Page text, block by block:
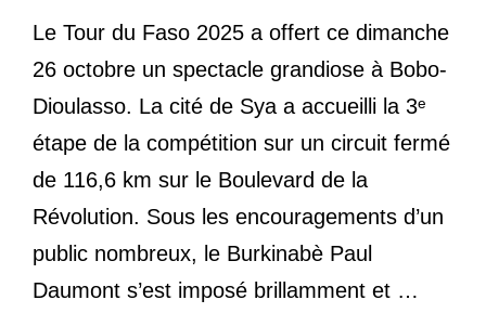
Le Tour du Faso 2025 a offert ce dimanche
26 octobre un spectacle grandiose à Bobo-
Dioulasso. La cité de Sya a accueilli la 3ᵉ
étape de la compétition sur un circuit fermé
de 116,6 km sur le Boulevard de la
Révolution. Sous les encouragements d’un
public nombreux, le Burkinabè Paul
Daumont s’est imposé brillamment et …